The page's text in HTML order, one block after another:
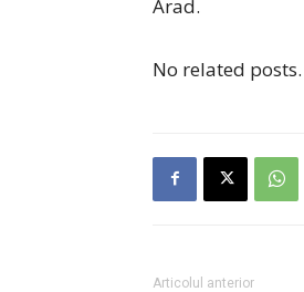
Arad.
No related posts.
Articolul anterior